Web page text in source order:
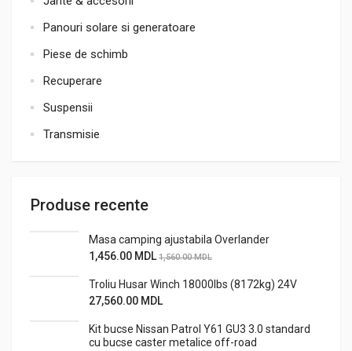
Panouri solare si generatoare
Piese de schimb
Recuperare
Suspensii
Transmisie
Produse recente
Masa camping ajustabila Overlander
1,456.00 MDL 1,560.00MDL
Troliu Husar Winch 18000lbs (8172kg) 24V
27,560.00 MDL
Kit bucse Nissan Patrol Y61 GU3 3.0 standard
cu bucse caster metalice off-road